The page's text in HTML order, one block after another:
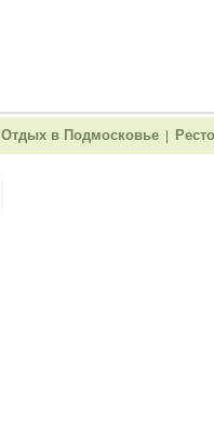
Отдых в Подмосковье|